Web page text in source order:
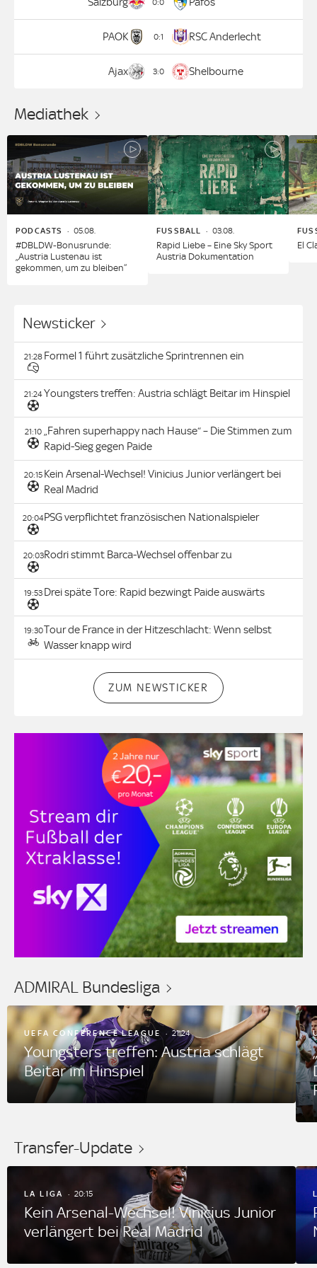
0:0
PAOK 0:1 RSC Anderlecht
Ajax 3:0 Shelbourne
Mediathek
PODCASTS 05.08.
#DBLDW-Bonusrunde:
„Austria Lustenau ist
gekommen, um zu bleiben“
FUSSBALL 03.08.
Rapid Liebe – Eine Sky Sport
Austria Dokumentation
El
Newsticker
21:28 Formel 1 führt zusätzliche Sprintrennen ein
21:24Youngsters treffen: Austria schlägt Beitar im Hinspiel
21:10 „Fahren superhappy nach Hause“ – Die Stimmen zum
Rapid-Sieg gegen Paide
20:15 Kein Arsenal-Wechsel! Vinicius Junior verlängert bei
Real Madrid
20:04PSG verpflichtet französischen Nationalspieler
20:03Rodri stimmt Barca-Wechsel offenbar zu
19:53 Drei späte Tore: Rapid bezwingt Paide auswärts
19:30Tour de France in der Hitzeschlacht: Wenn selbst
Wasser knapp wird
ZUM NEWSTICKER
ADMIRAL Bundesliga
UEFA CONFERENCE LEAGUE 21:24
Youngsters treffen: Austria schlägt
Beitar im Hinspiel
Transfer-Update
LA LIGA 20:15
Kein Arsenal-Wechsel! Vinicius Junior
verlängert bei Real Madrid